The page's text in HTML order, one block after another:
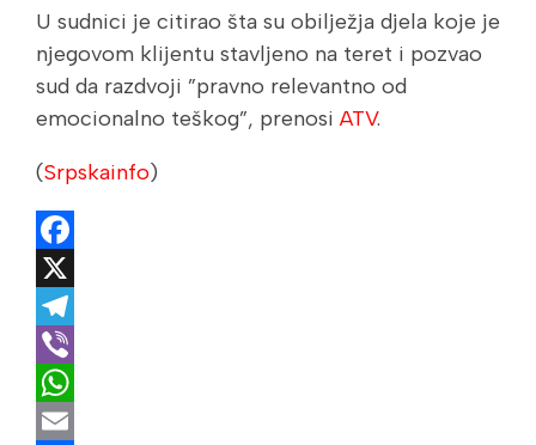
U sudnici je citirao šta su obilježja djela koje je
njegovom klijentu stavljeno na teret i pozvao
sud da razdvoji ”pravno relevantno od
emocionalno teškog”, prenosi ATV.
(Srpskainfo)
Facebook
X
Telegram
Viber
WhatsApp